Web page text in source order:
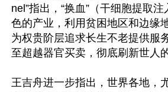
nel”指出，“换血”（干细胞提取
色的产业，利用贫困地区和边缘
为权贵阶层追求长生不老提供服
至超越器官买卖，彻底刷新世人
王吉舟进一步指出，世界各地，